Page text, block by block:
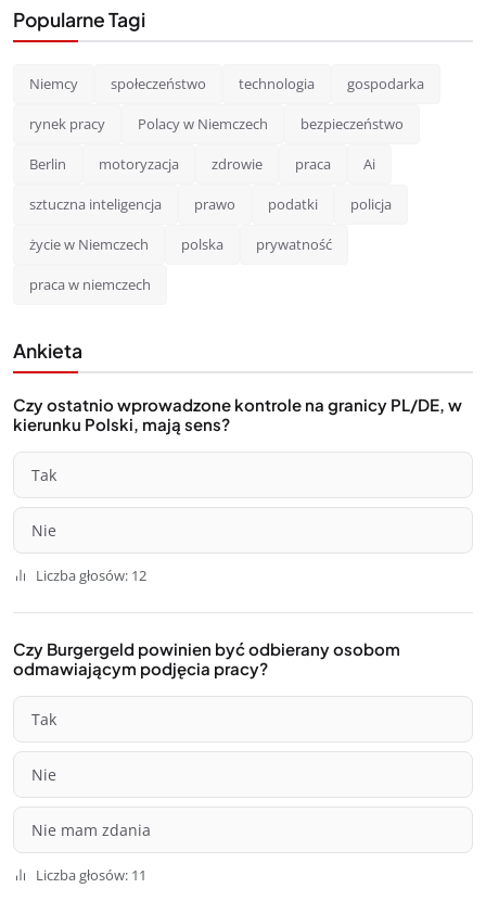
Popularne Tagi
Niemcy społeczeństwo technologia gospodarka
rynek pracy Polacy w Niemczech bezpieczeństwo
Berlin motoryzacja zdrowie praca Ai
sztuczna inteligencja prawo podatki policja
życie w Niemczech polska prywatność
praca w niemczech
Ankieta
Czy ostatnio wprowadzone kontrole na granicy PL/DE, w
kierunku Polski, mają sens?
Tak
Nie
Liczba głosów: 12
Czy Burgergeld powinien być odbierany osobom
odmawiającym podjęcia pracy?
Tak
Nie
Nie mam zdania
Liczba głosów: 11